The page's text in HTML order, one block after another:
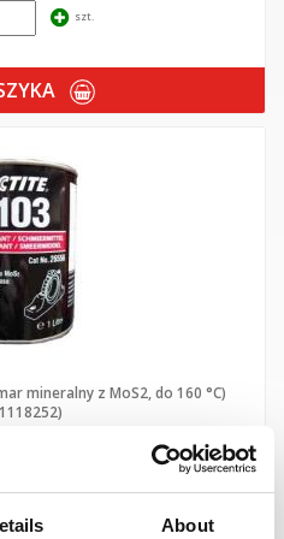
About
szt.
mineralny z MoS2, do 160 °C)